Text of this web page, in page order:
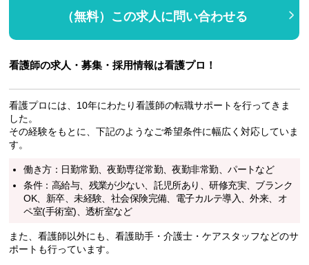
（無料）この求人に問い合わせる
看護師の求人・募集・採用情報は看護プロ！
看護プロには、10年にわたり看護師の転職サポートを行ってきま
した。
その経験をもとに、下記のようなご希望条件に幅広く対応していま
す。
働き方：日勤常勤、夜勤専従常勤、夜勤非常勤、パートなど
条件：高給与、残業が少ない、託児所あり、研修充実、ブランク
OK、新卒、未経験、社会保険完備、電子カルテ導入、外来、オ
ペ室(手術室)、透析室など
また、看護師以外にも、看護助手・介護士・ケアスタッフなどのサ
ポートも行っています。